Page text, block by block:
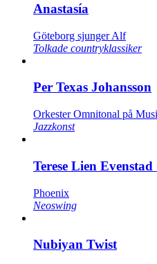
Anastasía
Göteborg sjunger Alf
Tolkade countryklassiker
Per Texas Johansson
Orkester Omnitonal på
Jazzkonst
Terese Lien
Phoenix
Neoswing
Nubiyan Twist